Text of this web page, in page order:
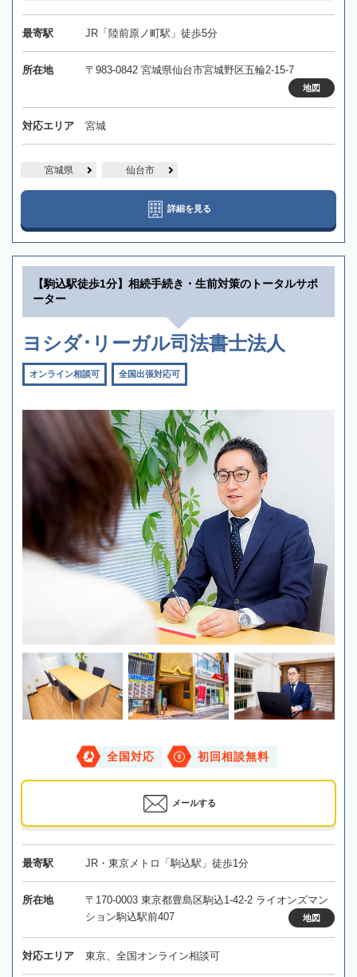
最寄駅 JR「陸前原ノ町駅」徒歩5分
所在地 〒983-0842 宮城県仙台市宮城野区五輪2-15-7
地図
対応エリア 宮城
宮城県 仙台市
詳細を見る
【駒込駅徒歩1分】相続手続き・生前対策のトータルサポ
ーター
ヨシダ･リーガル司法書士法人
オンライン相談可 全国出張対応可
全国対応 初回相談無料
メールする
最寄駅 JR・東京メトロ「駒込駅」徒歩1分
所在地
〒170-0003 東京都豊島区駒込1-42-2 ライオンズマン
ション駒込駅前407
地図
対応エリア 東京、全国オンライン相談可